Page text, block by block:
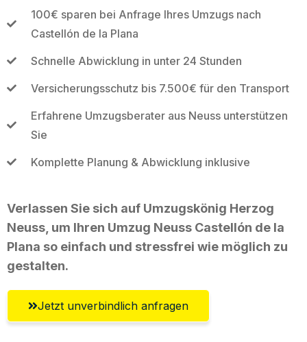
100€ sparen bei Anfrage Ihres Umzugs nach
Castellón de la Plana
Schnelle Abwicklung in unter 24 Stunden
Versicherungsschutz bis 7.500€ für den Transport
Erfahrene Umzugsberater aus Neuss unterstützen
Sie
Komplette Planung & Abwicklung inklusive
Verlassen Sie sich auf Umzugskönig Herzog
Neuss, um Ihren Umzug Neuss Castellón de la
Plana so einfach und stressfrei wie möglich zu
gestalten.
Jetzt unverbindlich anfragen